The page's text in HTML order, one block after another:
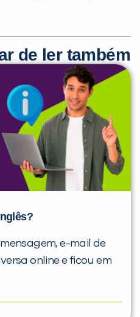
de ler também
e-mail de
online e ficou em